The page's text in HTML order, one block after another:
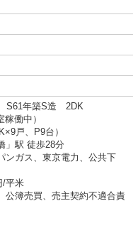
S61年築S造 2DK
働中）
戸、P9台）
」駅 徒歩28分
ンガス、東京電力、公共下
/平米
公簿売買、売主契約不適合責